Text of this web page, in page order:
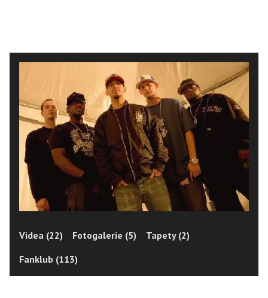
Videa (22) Fotogalerie (5)
Tapety (2)
Fanklub (113)